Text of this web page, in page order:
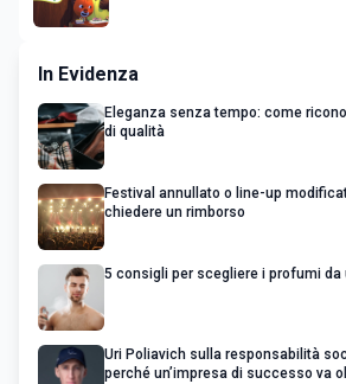
In Evidenza
Eleganza senza tempo: come
di qualità
Festival annullato o line-up
chiedere un rimborso
5 consigli per scegliere i profumi da
Uri Poliavich sulla responsabilità
perché un’impresa di successo va